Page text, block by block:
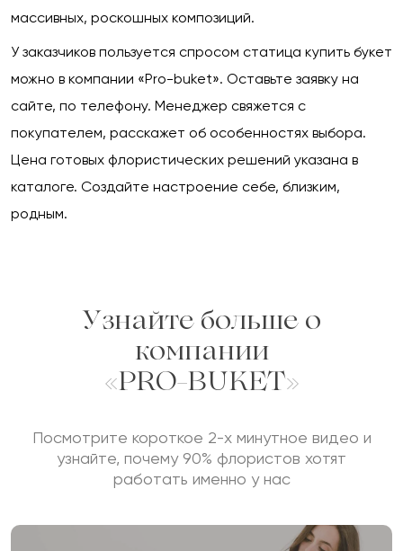
массивных, роскошных композиций.
У заказчиков пользуется спросом статица купить букет
можно в компании «Pro-buket». Оставьте заявку на
сайте, по телефону. Менеджер свяжется с
покупателем, расскажет об особенностях выбора.
Цена готовых флористических решений указана в
каталоге. Создайте настроение себе, близким,
родным.
Узнайте больше о
компании
«PRO-BUKET»
Посмотрите короткое 2-х минутное видео и
узнайте, почему 90% флористов хотят
работать именно у нас